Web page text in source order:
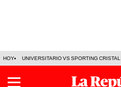
HOY UNIVERSITARIO VS SPORTING CRISTAL